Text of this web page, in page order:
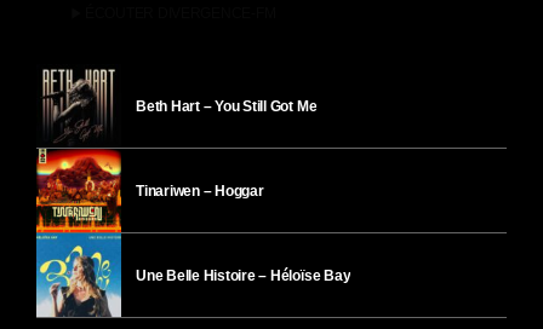
Beth Hart – You Still Got Me
Tinariwen – Hoggar
Une Belle Histoire – Héloïse Bay